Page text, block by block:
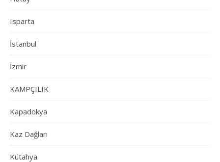
Isparta
İstanbul
İzmir
KAMPÇILIK
Kapadokya
Kaz Dağları
Kütahya